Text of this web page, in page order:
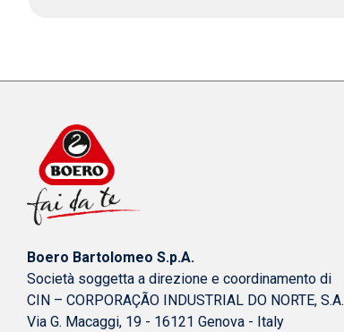
Boero Bartolomeo S.p.A.
Società soggetta a direzione e coordinamento di
CIN – CORPORAÇÃO INDUSTRIAL DO NORTE, S.A.
Via G. Macaggi, 19 - 16121 Genova - Italy